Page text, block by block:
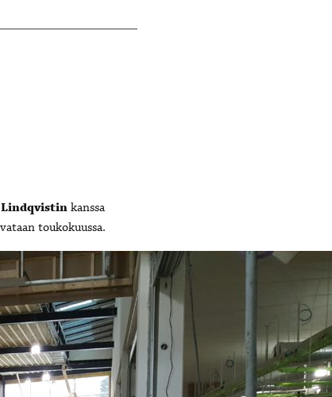
Lindqvistin kanssa
toukokuussa.